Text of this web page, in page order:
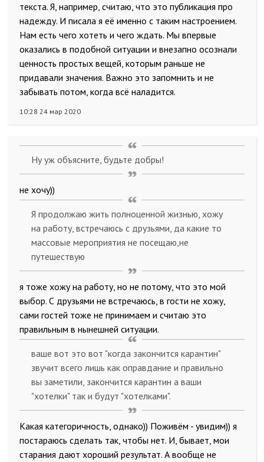
текста. Я, например, считаю, что это публикация про
надежду. И писала я её именно с таким настроением.
Нам есть чего хотеть и чего ждать. Мы впервые
оказались в подобной ситуации и внезапно осознали
ценность простых вещей, которым раньше не
придавали значения. Важно это запомнить и не
забывать потом, когда всё наладится.
10:28 24 мар 2020
Ну уж объясните, будьте добры!
не хочу))
Я продолжаю жить полноценной жизнью, хожу
на работу, встречаюсь с друзьями, да какие то
массовые мероприятия не посещаю,не
путешествую
я тоже хожу на работу, но не потому, что это мой
выбор. С друзьями не встречаюсь, в гости не хожу,
сами гостей тоже не принимаем и считаю это
правильным в нынешней ситуации.
ваше вот это вот "когда закончится карантин"
звучит всего лишь как оправдание и правильно
вы заметили, закончится карантин а ваши
"хотелки" так и будут "хотелками".
Какая категоричность, однако)) Поживём - увидим)) я
постараюсь сделать так, чтобы нет. И, бывает, мои
старания дают хороший результат. А вообще не